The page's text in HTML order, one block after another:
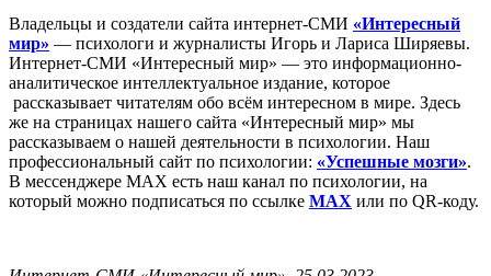
Владельцы и создатели сайта интернет-СМИ «Интересный
мир» — психологи и журналисты Игорь и Лариса Ширяевы.
Интернет-СМИ «Интересный мир» — это информационно-
аналитическое интеллектуальное издание, которое
рассказывает читателям обо всём интересном в мире. Здесь
же на страницах нашего сайта «Интересный мир» мы
рассказываем о нашей деятельности в психологии. Наш
профессиональный сайт по психологии: «Успешные мозги».
В мессенджере MAX есть наш канал по психологии, на
который можно подписаться по ссылке MAX или по QR-коду.